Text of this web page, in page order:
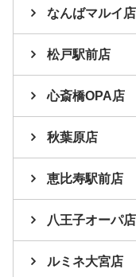
なんばマルイ店
松戸駅前店
心斎橋OPA店
秋葉原店
恵比寿駅前店
八王子オーパ店
ルミネ大宮店